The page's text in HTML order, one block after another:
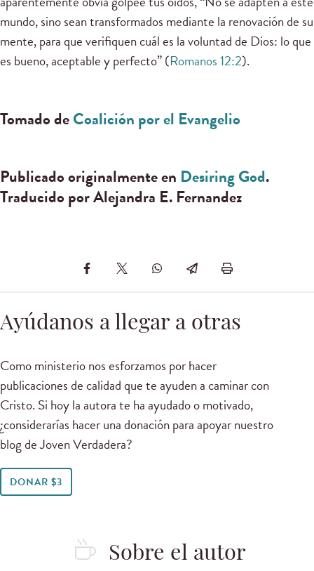
mundo, sino sean transformados mediante la renovación de su
mente, para que verifiquen cuál es la voluntad de Dios: lo que
es bueno, aceptable y perfecto” (Romanos 12:2).
Tomado deCoalición por el Evangelio
Publicado originalmente en Desiring God.
Traducido por Alejandra E. Fernandez
Ayúdanos a llegar a otras
Como ministerio nos esforzamos por hacer
publicaciones de calidad que te ayuden a caminar con
Cristo. Si hoy la autora te ha ayudado o motivado,
¿considerarías hacer una donación para apoyar nuestro
blog de Joven Verdadera?
DONAR $3
Sobre el autor